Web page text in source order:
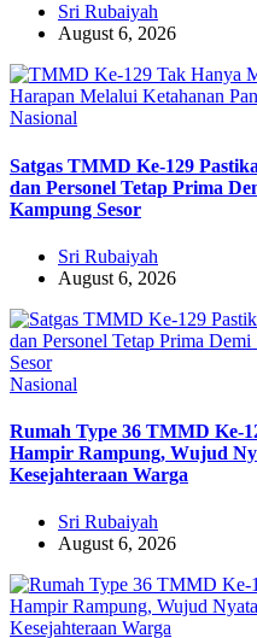
Sri Rubaiyah
August 6, 2026
Nasional
Satgas TMMD Ke-129
dan Personel Tetap Prima
Kampung Sesor
Sri Rubaiyah
August 6, 2026
Nasional
Rumah Type 36 TMMD Ke-
Hampir Rampung, Wujud
Kesejahteraan Warga
Sri Rubaiyah
August 6, 2026